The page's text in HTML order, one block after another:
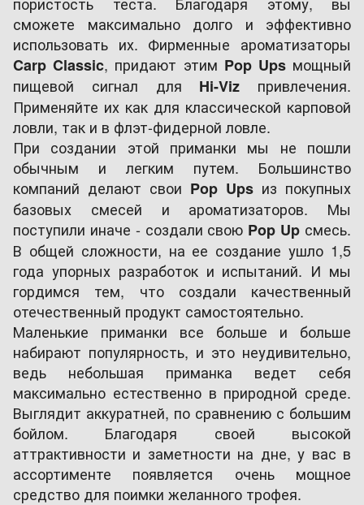
сможете максимально долго и эффективно
использовать их. Фирменные ароматизаторы
Carp Classic, придают этим Pop Upsмощный
пищевой сигнал для Hi-Viz привлечения.
Применяйте их как для классической карповой
ловли, так и в флэт-фидерной ловле.
При создании этой приманки мы не пошли
обычным и легким путем. Большинство
компаний делают свои Pop Ups из покупных
базовых смесей и ароматизаторов. Мы
поступили иначе - создали свою Pop Up смесь.
В общей сложности, на ее создание ушло 1,5
года упорных разработок и испытаний. И мы
гордимся тем, что создали качественный
отечественный продукт самостоятельно.
Маленькие приманки все больше и больше
набирают популярность, и это неудивительно,
ведь небольшая приманка ведет себя
максимально естественно в природной среде.
Выглядит аккуратней, по сравнению с большим
бойлом. Благодаря своей высокой
аттрактивности и заметности на дне, у вас в
ассортименте появляется очень мощное
средство для поимки желанного трофея.